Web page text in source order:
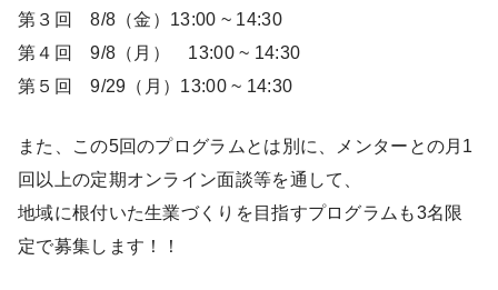
第３回 8/8（金）13:00 ~ 14:30
第４回 9/8（月） 13:00 ~ 14:30
第５回 9/29（月）13:00 ~ 14:30
また、この5回のプログラムとは別に、メンターとの月1
回以上の定期オンライン面談等を通して、
地域に根付いた生業づくりを目指すプログラムも3名限
定で募集します！！